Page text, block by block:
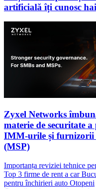
artificială îți cunosc
Zyxel Networks
materie de securitate
IMM-urile și furnizorii
(MSP)
Importanța reviziei tehnice
Top 3 firme de rent a car
pentru închirieri auto Otopeni